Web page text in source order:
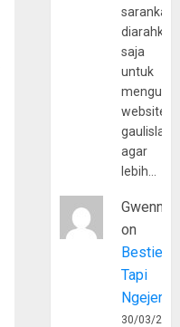
sarankan,
diarahkan
saja
untuk
website
agar
lebih…
Gwenny
on
Bestie
Tapi
30/03/